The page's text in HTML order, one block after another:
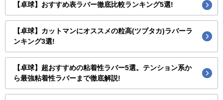
【卓球】おすすめ表ラバー徹底比較ランキング5選!
【卓球】カットマンにオススメの粒高(ツブタカ)ラバーラ
ンキング3選!
【卓球】超おすすめの粘着性ラバー5選。テンション系か
ら最強粘着性ラバーまで徹底解説!